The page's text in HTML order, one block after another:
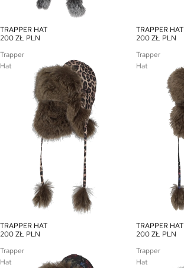
TRAPPER HAT
200 ZŁ PLN
TRAPPER HAT
200 ZŁ PLN
Trapper
Hat
TRAPPER HAT
200 ZŁ PLN
Trapper
Hat
TRAPPER HAT
200 ZŁ PLN
Trapper
Hat
Trapper
Hat